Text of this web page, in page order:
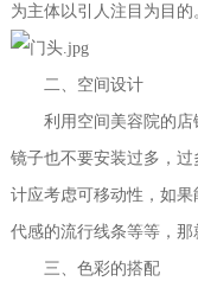
为主体以引人注目为目的
二 、空间设计
利用空间美容院的店
镜子也不要安装过多，
计应考虑可移动性，如
代感的流行线条等等，那
三 、色彩的搭配